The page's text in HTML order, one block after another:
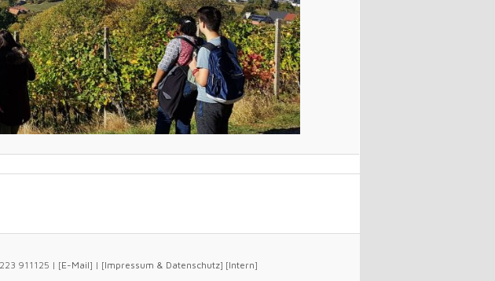
911125 | [E-Mail] | [Impressum & Datenschutz] [Intern]